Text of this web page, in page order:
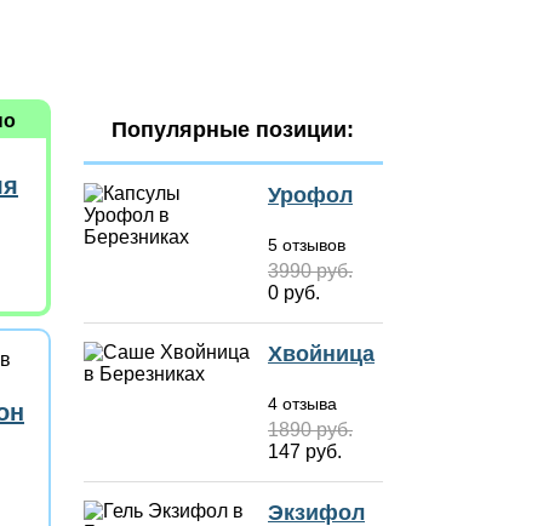
Популярные позиции:
Урофол
5 отзывов
3990 руб.
0 руб.
Хвойница
4 отзыва
1890 руб.
147 руб.
Экзифол